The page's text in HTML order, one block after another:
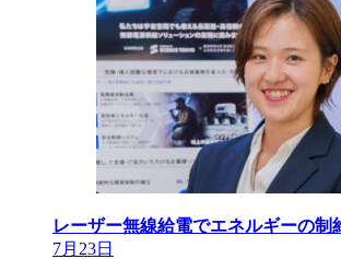
レーザー無線給電でエネルギーの制
7月23日